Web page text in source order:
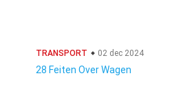
TRANSPORT 02 dec 2024
28 Feiten Over Wagen